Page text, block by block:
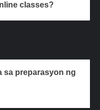
classes?
sa preparasyon ng